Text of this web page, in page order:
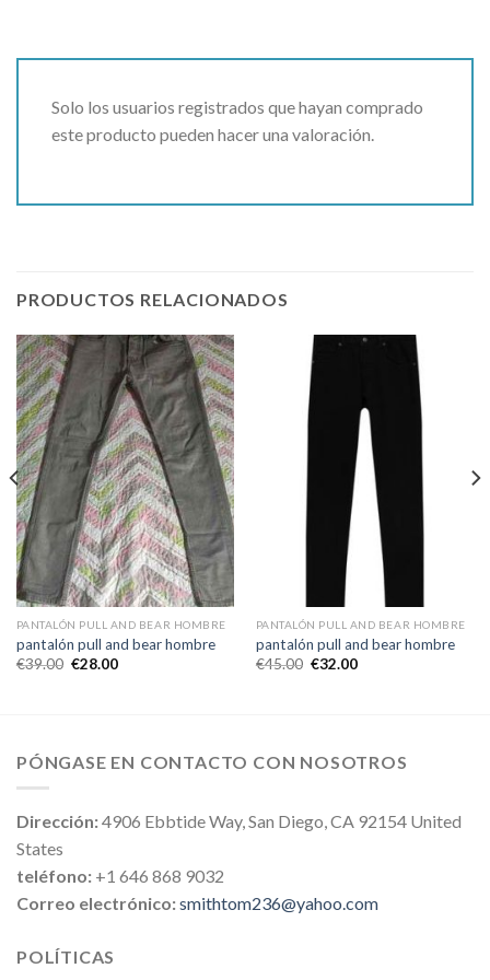
Solo los usuarios registrados que hayan comprado
este producto pueden hacer una valoración.
PRODUCTOS RELACIONADOS
PANTALÓN PULL AND BEAR HOMBRE
pantalón pull and bear hombre
€39.00 €28.00
PANTALÓN PULL AND BEAR HOMBRE
pantalón pull and bear hombre
€45.00 €32.00
PÓNGASE EN CONTACTO CON NOSOTROS
Dirección:4906 Ebbtide Way, San Diego, CA 92154 United
States
teléfono: +1 646 868 9032
Correo electrónico:smithtom236@yahoo.com
POLÍTICAS